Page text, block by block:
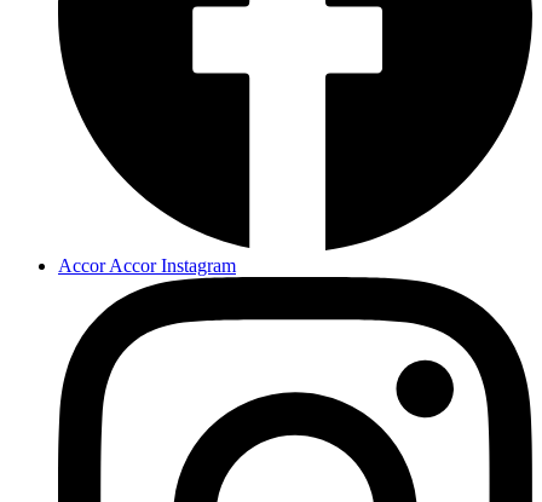
Accor Accor Instagram